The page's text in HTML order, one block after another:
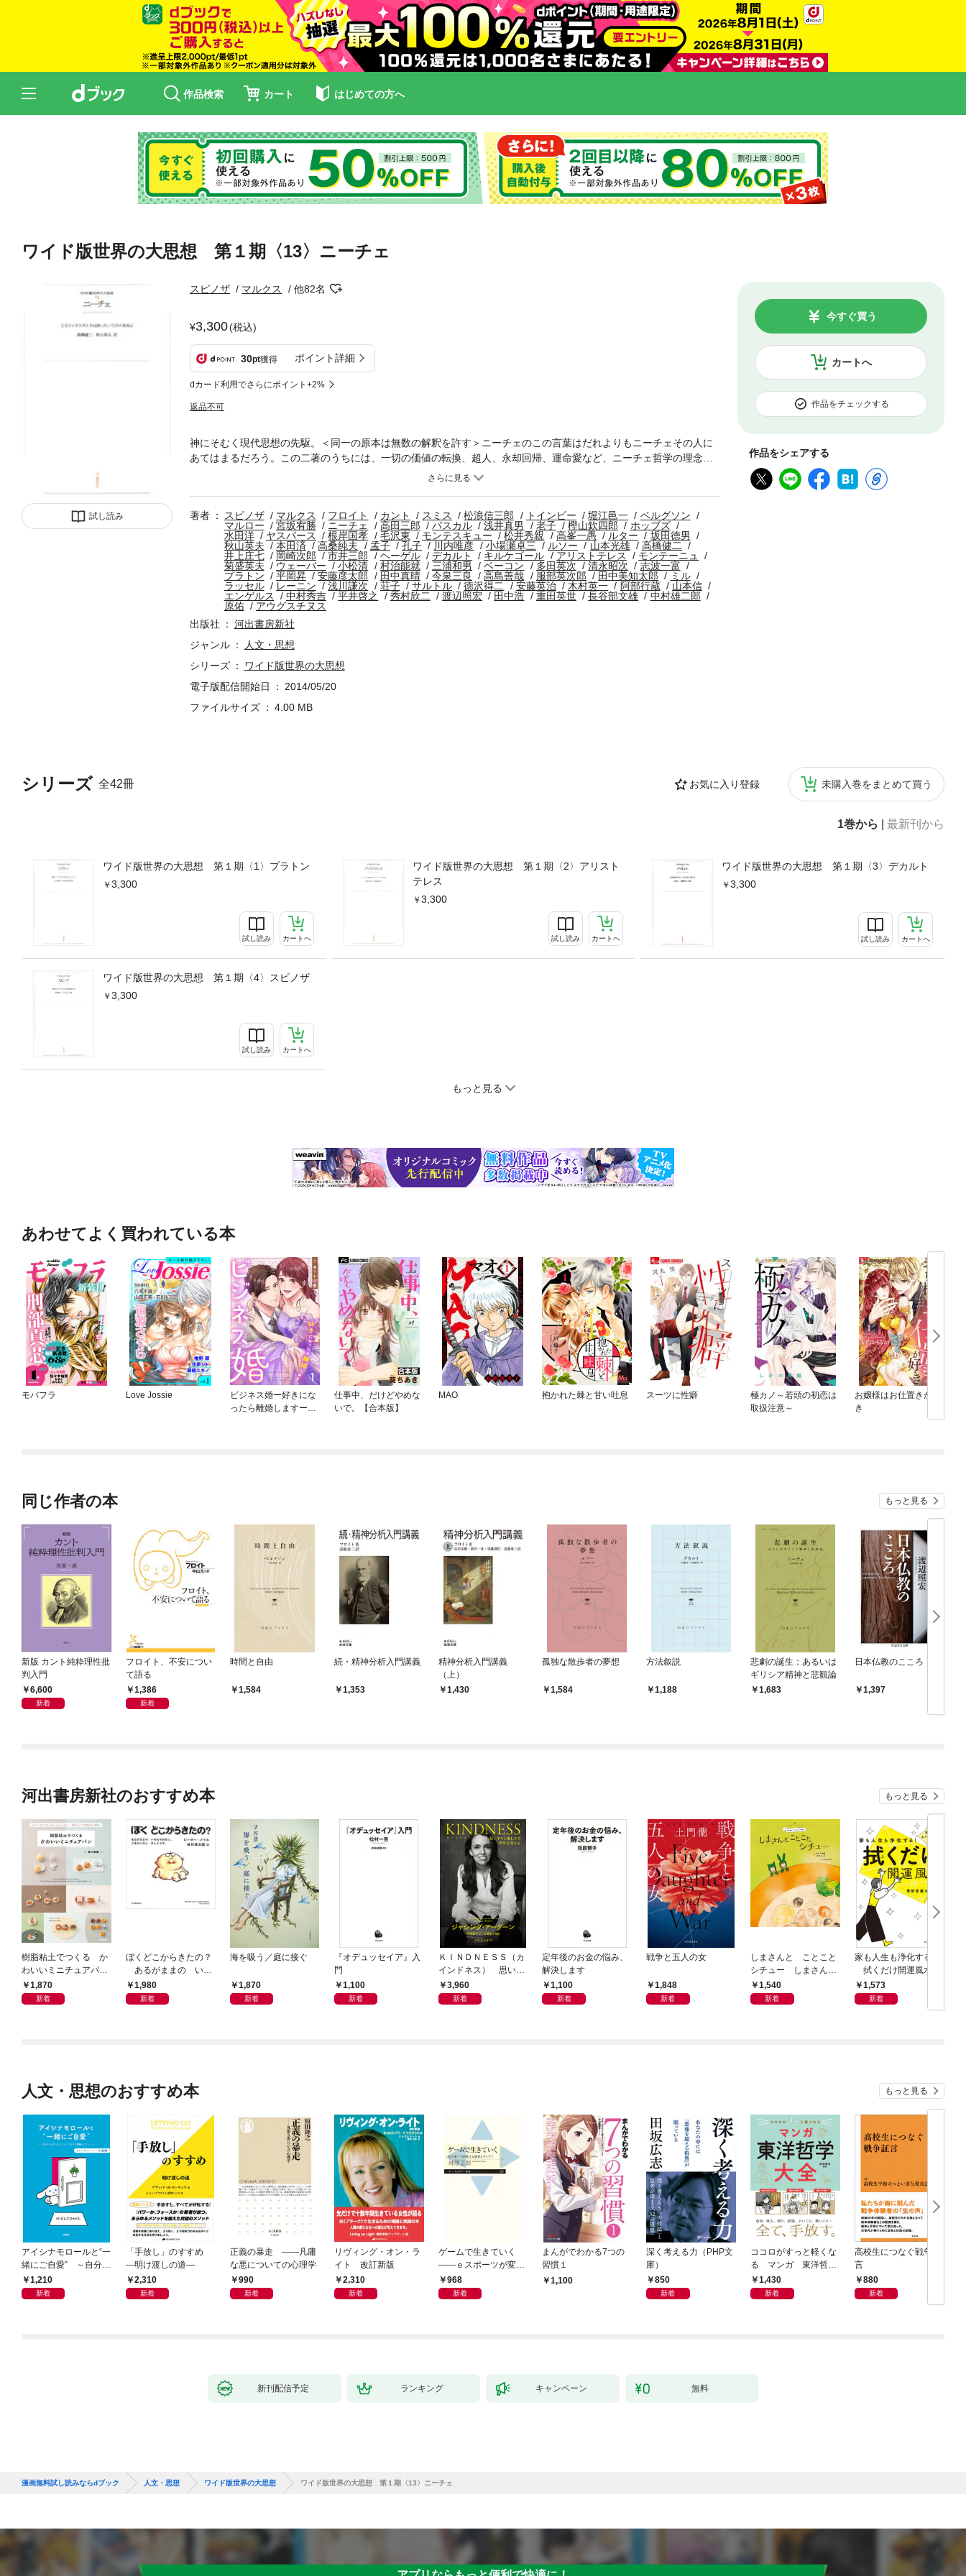
作品検索 カート はじめての方へ
ワイド版世界の大思想 第１期〈13〉ニーチェ
試し読み
スピノザ マルクス 他82名
3,300(税込)
30pt獲得 ポイント詳細
dカード利用でさらにポイント+2%
返品不可
カートへ
今すぐ買う
作品をチェックする
作品をシェアする
シリーズ 全42冊 お気に入り登録 未購入巻をまとめて買う
1巻から 最新刊から
ワイド版世界の大思想 第１期〈1〉プラトン
3,300
試し読み カートへ
ワイド版世界の大思想 第１期〈2〉アリスト
テレス
3,300
試し読み カートへ
ワイド版世界の大思想 第１期〈3〉デカルト
3,300
試し読み カートへ
ワイド版世界の大思想 第１期〈4〉スピノザ
3,300
試し読み カートへ
もっと見る
神にそむく現代思想の先駆。＜同一の原本は無数の解釈を許す＞ニーチェのこの言葉はだれよりもニーチェその人に
あてはまるだろう。この二著のうちには、一切の価値の転換、超人、永却回帰、運命愛など、ニーチェ哲学の理念
が、詩と思想の一体化として結晶している。〈収録タイトル〉こうツァラツストラは語った/この人を見よ※この電子
著者 スピノザ マルクス フロイト カント スミス 松浪信三郎 トインビー 堀江邑一
ベルグソン
マルロー
宮坂宥勝 ニーチェ 高田三郎 パスカル 浅井真男 老子 樫山欽四郎
ホッブズ
水田洋
ヤスパース 根岸国孝 毛沢東 モンテスキュー 松井秀親 高峯一愚 ルター
坂田徳男
秋山英夫
本田済 高桑純夫 孟子 孔子 川内唯彦 小場瀬卓三 ルソー 山本光雄
高橋健二
井上庄七
岡崎次郎 市井三郎 ヘーゲル デカルト キルケゴール アリストテレス
モンテーニュ
菊盛英夫
ウェーバー 小松清 村治能就 三浦和男 ベーコン 多田英次 清永昭次
志波一富
プラトン
平岡昇 安藤彦太郎 田中真晴 今泉三良 高島善哉 服部英次郎 田中美知太郎
ミル
ラッセル
レーニン 浅川謙次 荘子 サルトル 徳沢得二 安藤英治 木村英一 阿部行蔵
山本信
エンゲルス
中村秀吉 平井啓之 秀村欣二 渡辺照宏 田中浩 重田英世 長谷部文雄
中村雄二郎
原佑
アウグスチヌス
出版社
河出書房新社
ジャンル
人文・思想
シリーズ
ワイド版世界の大思想
電子版配信開始日
2014/05/20
ファイルサイズ
4.00 MB
あわせてよく買われている本
モバフラ Love Jossie
ビジネス婚ー好きにな
ったら離婚しますー
仕事中、だけどやめな
いで。【合本版】
MAO 抱かれた棘と甘い吐息 スーツに性癖
極カノ～若頭の初恋は
取扱注意～
お嬢様はお仕置きが好
き
同じ作者の本 もっと見る
新版 カント純粋理性批
判入門
6,600
新着
フロイト、不安につい
て語る
1,386
新着
時間と自由
1,584
続・精神分析入門講義
1,353
精神分析入門講義
（上）
1,430
孤独な散歩者の夢想
1,584
方法叙説
1,188
悲劇の誕生：あるいは
ギリシア精神と悲観論
1,683
日本仏教のこころ
1,397
河出書房新社のおすすめ本 もっと見る
樹脂粘土でつくる か
わいいミニチュアパ
ン ベーキングパウダ
ーでふっくらふくら
1,870
新着
ぼくどこからきたの？
あるがままの いの
ちのはなし。ごまかし
なし、さしえつき。
1,980
新着
海を吸う／庭に接ぐ
1,870
新着
『オデュッセイア』入
門
1,100
新着
ＫＩＮＤＮＥＳＳ（カ
インドネス） 思いや
りと優しさで世界を変
える
3,960
新着
定年後のお金の悩み、
解決します
1,100
新着
戦争と五人の女
1,848
新着
しまさんと ことこと
シチュー しまさんク
ッキングえほん
1,540
新着
家も人生も浄化する！
拭くだけ開運風水
悪運をぬぐい取る！
1,573
新着
人文・思想のおすすめ本 もっと見る
アイシナモロールと“一
緒にご自愛” ～自分を
好きになるための56の
コツ～
1,210
新着
「手放し」のすすめ
―明け渡しの道―
2,310
新着
正義の暴走 ――凡庸
な悪についての心理学
990
新着
リヴィング・オン・ラ
イト 改訂新版
2,310
新着
ゲームで生きていく
――ｅスポーツが変え
る教育とキャリア
968
新着
まんがでわかる7つの
習慣１
1,100
深く考える力（PHP文
庫）
850
新着
ココロがすっと軽くな
る マンガ 東洋哲学
大全1,430
新着
高校生につなぐ戦争証
言
880
新着
新刊配信予定 ランキング キャンペーン 無料
漫画無料試し読みならdブック 人文・思想 ワイド版世界の大思想 ワイド版世界の大思想 第１期〈13〉ニーチェ